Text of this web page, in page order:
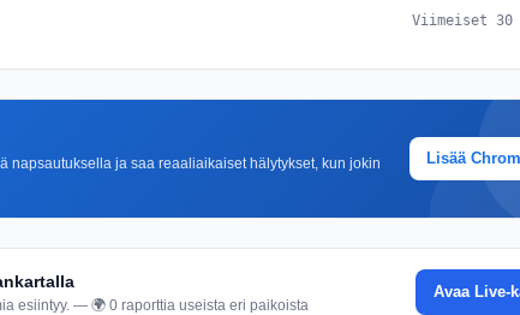
Viimeiset 30
ja saa reaaliaikaiset hälytykset, kun jokin
Lisää
esiintyy. — 🌍 0 raporttia useista eri paikoista
Avaa Live-